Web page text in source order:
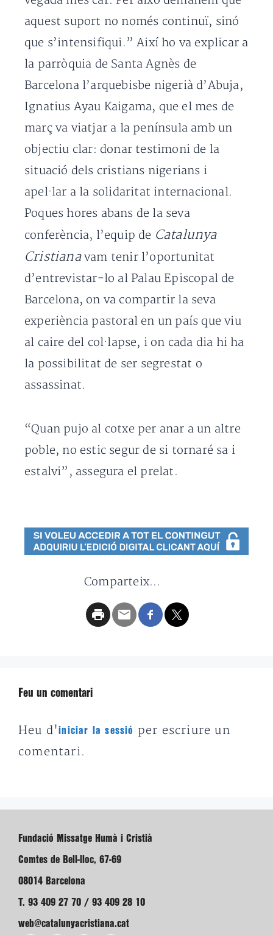
aquest suport no només continuï, sinó
que s’intensifiqui.” Així ho va explicar a
la parròquia de Santa Agnès de
Barcelona l’arquebisbe nigerià d’Abuja,
Ignatius Ayau Kaigama, que el mes de
març va viatjar a la península amb un
objectiu clar: donar testimoni de la
situació dels cristians nigerians i
apel·lar a la solidaritat internacional.
Poques hores abans de la seva
conferència, l’equip de Catalunya
Cristianavam tenir l’oportunitat
d’entrevistar-lo al Palau Episcopal de
Barcelona, on va compartir la seva
experiència pastoral en un país que viu
al caire del col·lapse, i on cada dia hi ha
la possibilitat de ser segrestat o
assassinat.
“Quan pujo al cotxe per anar a un altre
poble, no estic segur de si tornaré sa i
estalvi”, assegura el prelat.
Comparteix...
Feu un comentari
Heu d'iniciar la sessió
per escriure un
comentari.
Fundació Missatge Humà i Cristià
Comtes de Bell-lloc, 67-69
08014 Barcelona
T. 93 409 27 70 / 93 409 28 10
web@catalunyacristiana.cat